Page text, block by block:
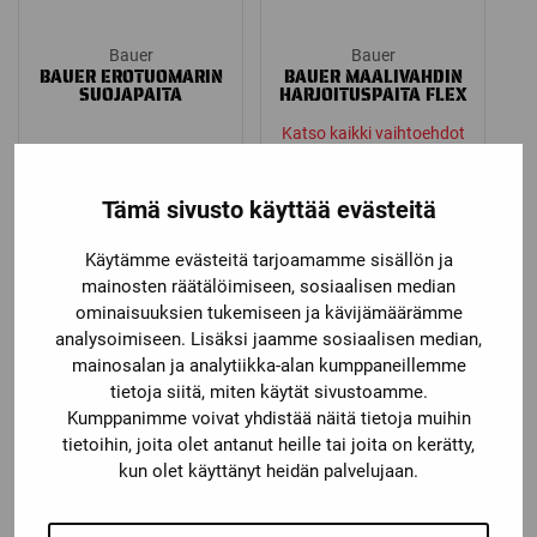
Tämä sivusto käyttää evästeitä
Käytämme evästeitä tarjoamamme sisällön ja
mainosten räätälöimiseen, sosiaalisen median
ominaisuuksien tukemiseen ja kävijämäärämme
analysoimiseen. Lisäksi jaamme sosiaalisen median,
mainosalan ja analytiikka-alan kumppaneillemme
tietoja siitä, miten käytät sivustoamme.
Kumppanimme voivat yhdistää näitä tietoja muihin
tietoihin, joita olet antanut heille tai joita on kerätty,
kun olet käyttänyt heidän palvelujaan.
Bauer
BAUER EROTUOMARIN
SUOJAPAITA
Bauer
BAUER MAALIVAHDIN
HARJOITUSPAITA FLEX
Katso kaikki vaihtoehdot
21,90 €
Bauer
HARJOITUSPAITA FLEX